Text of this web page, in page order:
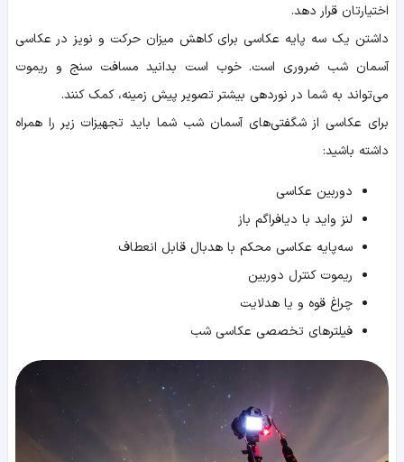
اختیارتان قرار دهد.
داشتن یک سه پایه‌ عکاسی برای کاهش میزان حرکت و نویز در عکاسی
آسمان شب ضروری است. خوب است بدانید مسافت سنج و ریموت
می‌تواند به شما در نوردهی بیشتر تصویر پیش زمینه، کمک کنند.
برای عکاسی از شگفتی‌های آسمان شب شما باید تجهیزات زیر را همراه
داشته باشید:
دوربین عکاسی
لنز واید با دیافراگم باز
سه‌پایه عکاسی محکم با هدبال قابل انعطاف
ریموت کنترل دوربین
چراغ قوه و یا هدلایت
فیلترهای تخصصی عکاسی شب